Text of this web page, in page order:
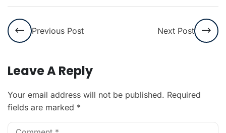
Previous Post Next Post
Leave A Reply
Your email address will not be published. Required
fields are marked *